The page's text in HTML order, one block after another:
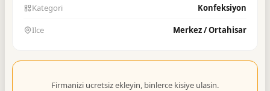
Kategori Konfeksiyon
Ilce Merkez / Ortahisar
Firmanizi ucretsiz ekleyin, binlerce kisiye ulasin.